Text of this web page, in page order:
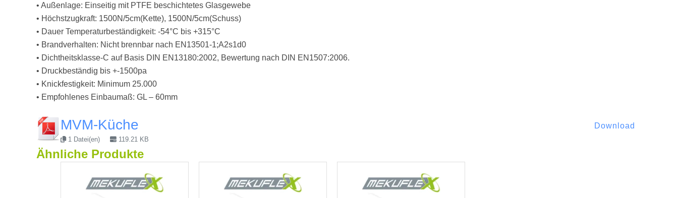
• Außenlage: Einseitig mit PTFE beschichtetes Glasgewebe
• Höchstzugkraft: 1500N/5cm(Kette), 1500N/5cm(Schuss)
• Dauer Temperaturbeständigkeit: -54°C bis +315°C
• Brandverhalten: Nicht brennbar nach EN13501-1;A2s1d0
• Dichtheitsklasse-C auf Basis DIN EN13180:2002, Bewertung nach DIN EN1507:2006.
• Druckbeständig bis +-1500pa
• Knickfestigkeit: Minimum 25.000
• Empfohlenes Einbaumaß: GL – 60mm
MVM-Küche
1 Datei(en) 119.21 KB
Download
Ähnliche Produkte